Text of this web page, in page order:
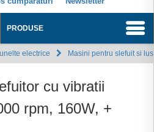
PRODUSE
Masini pentru slefuit si
electrice
cu vibratii
rpm, 160W, +